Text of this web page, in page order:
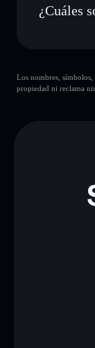
¿Cuáles
la liquidez
Descargo
financiero.
Los nombres, símbolos,
propiedad ni reclama